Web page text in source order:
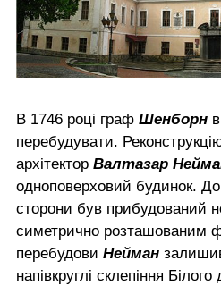
В 1746 році граф Шенборн
перебудувати.
архітектор Валтазар
одноповерховий будинок. До
сторони був прибудований
симетрично розташованим
перебудови Нейман
напівкруглі склепіння